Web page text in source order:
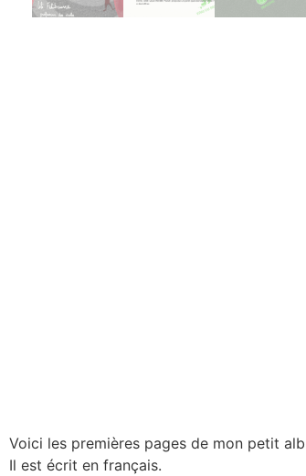
Voici les premières pages de mon petit
Il est écrit en français.